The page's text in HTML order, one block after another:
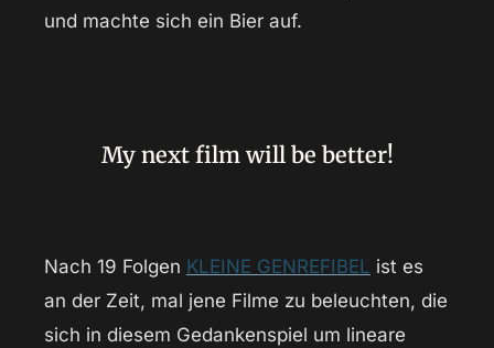
und machte sich ein Bier auf.
My next film will be better!
Nach 19 Folgen KLEINE GENREFIBEL ist es
an der Zeit, mal jene Filme zu beleuchten, die
sich in diesem Gedankenspiel um lineare